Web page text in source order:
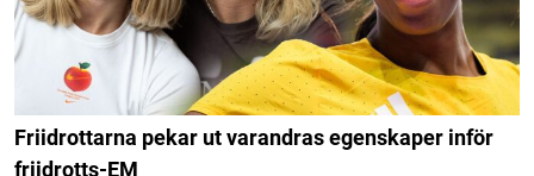
Friidrottarna pekar ut varandras egenskaper inför
friidrotts-EM